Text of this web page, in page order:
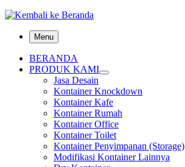
Menu
BERANDA
PRODUK KAMI
Jasa Desain
Kontainer Knockdown
Kontainer Kafe
Kontainer Rumah
Kontainer Office
Kontainer Toilet
Kontainer Penyimpanan (Storage)
Modifikasi Kontainer Lainnya